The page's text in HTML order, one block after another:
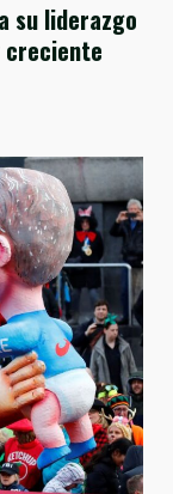
su liderazgo
creciente